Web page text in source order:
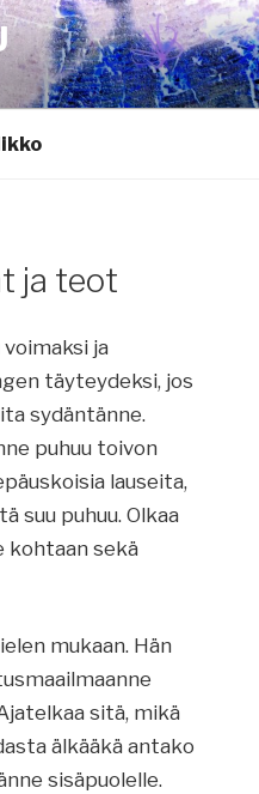
ja teot
ja
täyteydeksi, jos
sydäntänne.
puhuu toivon
lauseita,
suu puhuu. Olkaa
kohtaan sekä
mukaan. Hän
sitä, mikä
älkääkä antako
sisäpuolelle.